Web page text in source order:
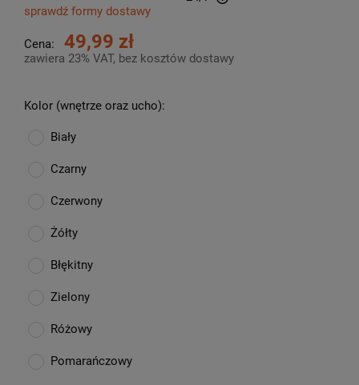
Cena nie zawiera ewentualnych kosztów płatności
sprawdź formy dostawy
Cena: 49,99 zł
zawiera 23% VAT, bez kosztów dostawy
Kolor (wnętrze oraz ucho):
Biały
Czarny
Czerwony
Żółty
Błękitny
Zielony
Różowy
Pomarańczowy